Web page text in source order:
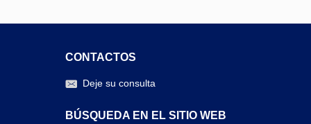
CONTACTOS
Deje su consulta
BÚSQUEDA EN EL SITIO WEB